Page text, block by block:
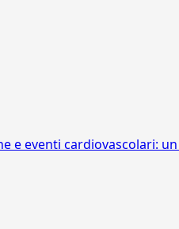
e eventi cardiovascolari: